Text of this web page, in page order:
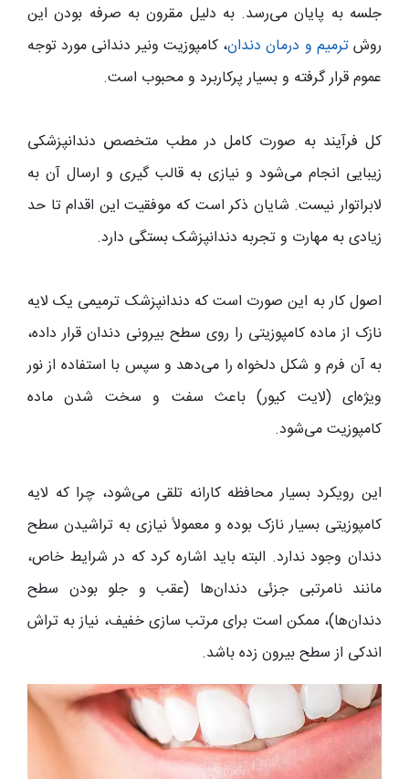
جلسه به پایان می‌رسد. به دلیل مقرون به صرفه بودن این
روشترمیم و درمان دندان، کامپوزیت ونیر دندانی مورد توجه
عموم قرار گرفته و بسیار پرکاربرد و محبوب است.
کل فرآیند به صورت کامل در مطب متخصص دندانپزشکی
زیبایی انجام می‌شود و نیازی به قالب‌ گیری و ارسال آن به
لابراتوار نیست. شایان ذکر است که موفقیت این اقدام تا حد
زیادی به مهارت و تجربه دندانپزشک بستگی دارد.
اصول کار به این صورت است که دندانپزشک ترمیمی یک لایه
نازک از ماده کامپوزیتی را روی سطح بیرونی دندان قرار داده،
به آن فرم و شکل دلخواه را می‌دهد و سپس با استفاده از نور
ویژه‌ای (لایت کیور) باعث سفت و سخت شدن ماده
کامپوزیت می‌شود.
این رویکرد بسیار محافظه‌ کارانه تلقی می‌شود، چرا که لایه
کامپوزیتی بسیار نازک بوده و معمولاً نیازی به تراشیدن سطح
دندان وجود ندارد. البته باید اشاره کرد که در شرایط خاص،
مانند نامرتبی جزئی دندان‌ها (عقب و جلو بودن سطح
دندان‌ها)، ممکن است برای مرتب‌ سازی خفیف، نیاز به تراش
اندکی از سطح بیرون‌ زده باشد.